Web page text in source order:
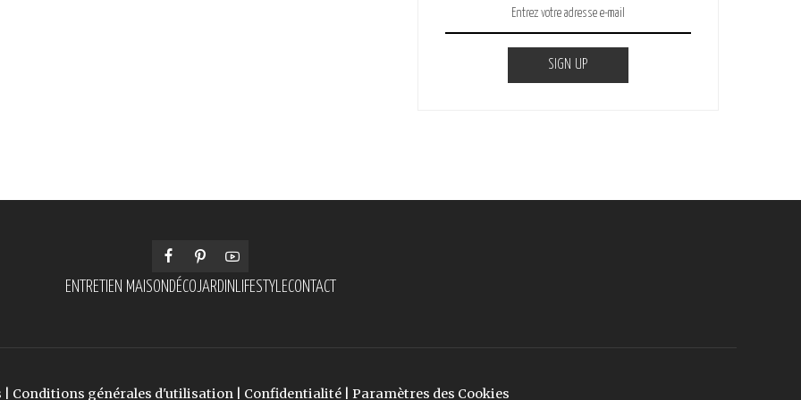
SIGN UP
ENTRETIEN MAISON DÉCOJARDIN LIFESTYLECONTACT
Conditions générales d'utilisation Confidentialité Paramètres des Cookies